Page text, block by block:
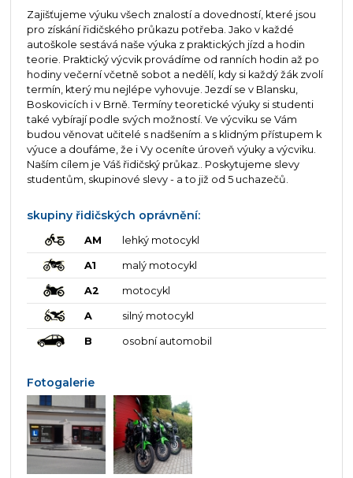
Zajišťujeme výuku všech znalostí a dovedností, které jsou
pro získání řidičského průkazu potřeba. Jako v každé
autoškole sestává naše výuka z praktických jízd a hodin
teorie. Praktický výcvik provádíme od ranních hodin až po
hodiny večerní včetně sobot a nedělí, kdy si každý žák zvolí
termín, který mu nejlépe vyhovuje. Jezdí se v Blansku,
Boskovicích i v Brně. Termíny teoretické výuky si studenti
také vybírají podle svých možností. Ve výcviku se Vám
budou věnovat učitelé s nadšením a s klidným přístupem k
výuce a doufáme, že i Vy oceníte úroveň výuky a výcviku.
Naším cílem je Váš řidičský průkaz.. Poskytujeme slevy
studentům, skupinové slevy - a to již od 5 uchazečů.
skupiny řidičských oprávnění:
AM lehký motocykl
A1 malý motocykl
A2 motocykl
A silný motocykl
B osobní automobil
Fotogalerie